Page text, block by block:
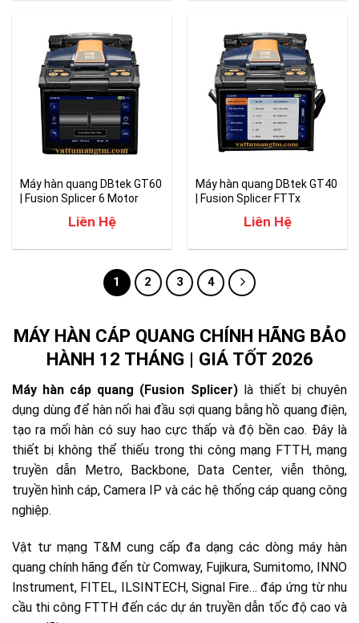
MÁY HÀN CÁP QUANG CHÍNH HÃNG BẢO
HÀNH 12 THÁNG | GIÁ TỐT 2026
Máy hàn cáp quang (Fusion Splicer)là thiết bị chuyên
dụng dùng để hàn nối hai đầu sợi quang bằng hồ quang điện,
tạo ra mối hàn có suy hao cực thấp và độ bền cao. Đây là
thiết bị không thể thiếu trong thi công mạng FTTH, mạng
truyền dẫn Metro, Backbone, Data Center, viễn thông,
truyền hình cáp, Camera IP và các hệ thống cáp quang công
nghiệp.
Vật tư mạng T&M cung cấp đa dạng các dòng máy hàn
quang chính hãng đến từ Comway, Fujikura, Sumitomo, INNO
Instrument, FITEL, ILSINTECH, Signal Fire… đáp ứng từ nhu
cầu thi công FTTH đến các dự án truyền dẫn tốc độ cao và
Máy hàn quang DBtek GT60
| Fusion Splicer 6 Motor
Liên Hệ
Máy hàn quang DBtek GT40
| Fusion Splicer FTTx
Liên Hệ
1 2 3 4